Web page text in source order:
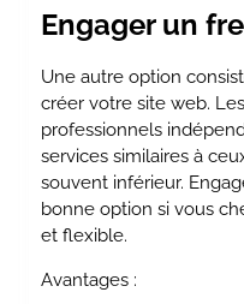
Engager un
Une autre option
créer votre site web.
professionnels
services similaires à
souvent inférieur.
bonne option si vous
et flexible.
Avantages :